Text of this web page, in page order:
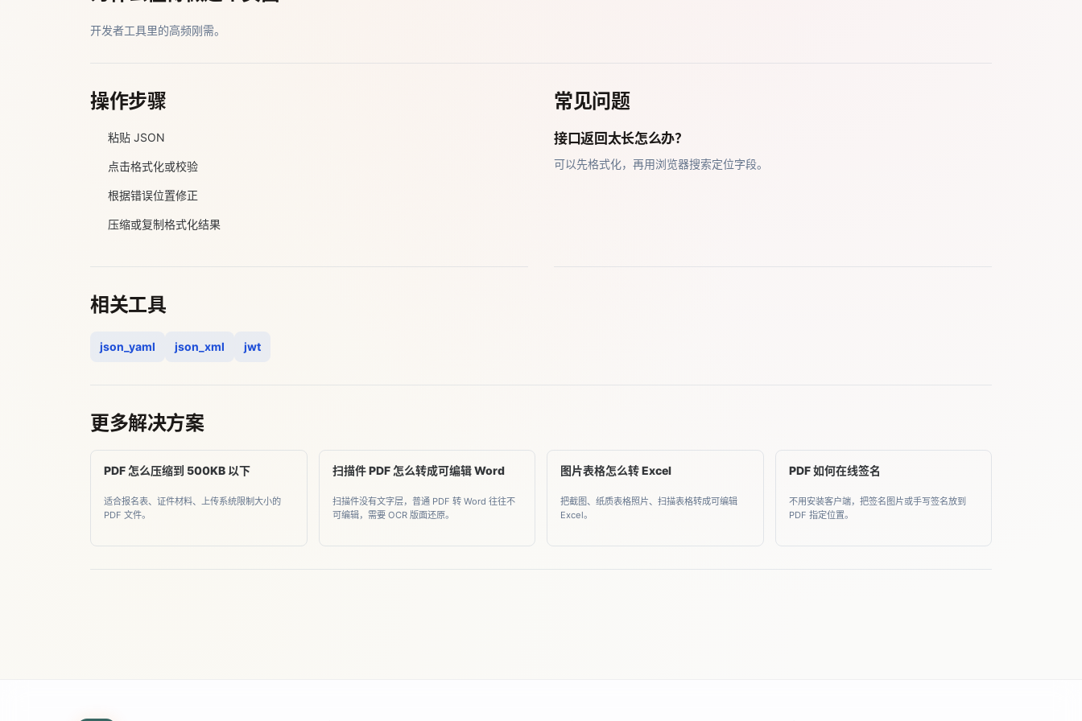
开发者工具里的高频刚需。
操作步骤
粘贴 JSON
点击格式化或校验
根据错误位置修正
压缩或复制格式化结果
常见问题
接口返回太长怎么办？
可以先格式化，再用浏览器搜索定位字段。
相关工具
json_yaml json_xml jwt
更多解决方案
PDF 怎么压缩到 500KB 以下
适合报名表、证件材料、上传系统限制大小的
PDF 文件。
扫描件 PDF 怎么转成可编辑 Word
扫描件没有文字层，普通 PDF 转 Word 往往不
可编辑，需要 OCR 版面还原。
图片表格怎么转 Excel
把截图、纸质表格照片、扫描表格转成可编辑
Excel。
PDF 如何在线签名
不用安装客户端，把签名图片或手写签名放到
PDF 指定位置。